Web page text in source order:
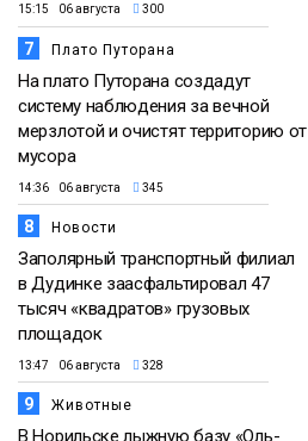
15:15 06 августа 300
7 Плато Путорана
На плато Путорана создадут
систему наблюдения за вечной
мерзлотой и очистят территорию от
мусора
14:36 06 августа 345
8 Новости
Заполярный транспортный филиал
в Дудинке заасфальтировал 47
тысяч «квадратов» грузовых
площадок
13:47 06 августа 328
9 Животные
В Норильске лыжную базу «Оль-